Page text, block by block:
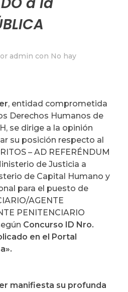
admin con No hay
, entidad comprometida
Derechos Humanos de
se dirige a la opinión
su posición respecto al
– AD REFERÉNDUM
de Justicia a
de Capital Humano y
para el puesto de
AGENTE
PENITENCIARIO
Concurso ID Nro.
en el Portal
manifiesta su profunda